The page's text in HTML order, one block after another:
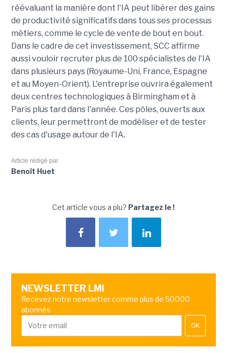
réévaluant la manière dont l'IA peut libérer des gains
de productivité significatifs dans tous ses processus
métiers, comme le cycle de vente de bout en bout.
Dans le cadre de cet investissement, SCC affirme
aussi vouloir recruter plus de 100 spécialistes de l'IA
dans plusieurs pays (Royaume-Uni, France, Espagne
et au Moyen-Orient). L'entreprise ouvrira également
deux centres technologiques à Birmingham et à
Paris plus tard dans l'année. Ces pôles, ouverts aux
clients, leur permettront de modéliser et de tester
des cas d'usage autour de l'IA.
Article rédigé par
Benoît Huet
Cet article vous a plu? Partagez le !
NEWSLETTER LMI
Recevez notre newsletter comme plus de 50000
abonnés
OK